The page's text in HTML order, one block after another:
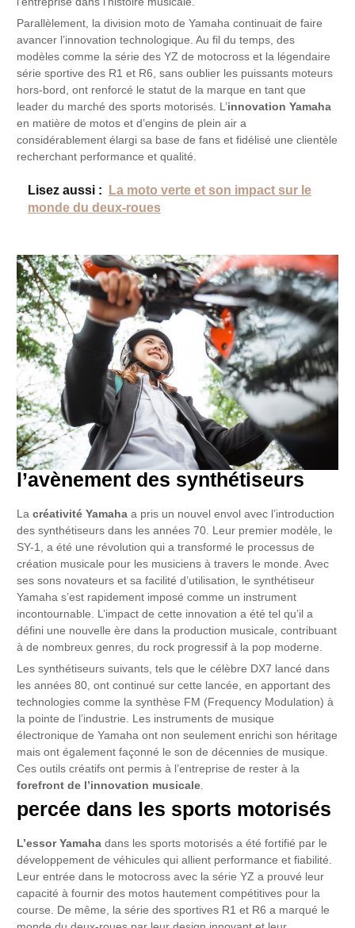
Parallèlement, la division moto de Yamaha continuait de faire
avancer l’innovation technologique. Au fil du temps, des
modèles comme la série des YZ de motocross et la légendaire
série sportive des R1 et R6, sans oublier les puissants moteurs
hors-bord, ont renforcé le statut de la marque en tant que
leader du marché des sports motorisés. L’innovation Yamaha
en matière de motos et d’engins de plein air a
considérablement élargi sa base de fans et fidélisé une clientèle
recherchant performance et qualité.
Lisez aussi :
La moto verte et son impact sur le
monde du deux-roues
l’avènement des synthétiseurs
Lacréativité Yamaha a pris un nouvel envol avec l’introduction
des synthétiseurs dans les années 70. Leur premier modèle, le
SY-1, a été une révolution qui a transformé le processus de
création musicale pour les musiciens à travers le monde. Avec
ses sons novateurs et sa facilité d’utilisation, le synthétiseur
Yamaha s’est rapidement imposé comme un instrument
incontournable. L’impact de cette innovation a été tel qu’il a
défini une nouvelle ère dans la production musicale, contribuant
à de nombreux genres, du rock progressif à la pop moderne.
Les synthétiseurs suivants, tels que le célèbre DX7 lancé dans
les années 80, ont continué sur cette lancée, en apportant des
technologies comme la synthèse FM (Frequency Modulation) à
la pointe de l’industrie. Les instruments de musique
électronique de Yamaha ont non seulement enrichi son héritage
mais ont également façonné le son de décennies de musique.
Ces outils créatifs ont permis à l’entreprise de rester à la
forefront de l’innovation musicale.
percée dans les sports motorisés
L’essor Yamaha dans les sports motorisés a été fortifié par le
développement de véhicules qui allient performance et fiabilité.
Leur entrée dans le motocross avec la série YZ a prouvé leur
capacité à fournir des motos hautement compétitives pour la
course. De même, la série des sportives R1 et R6 a marqué le